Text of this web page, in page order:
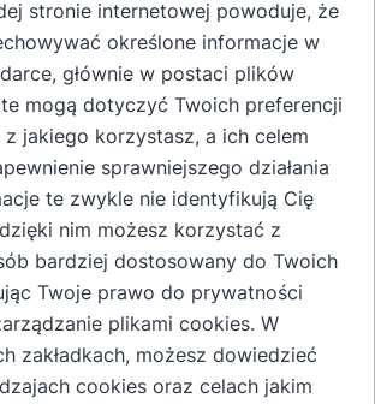
Dodaj do koszyka
na dwie butelki po 350 ml to
rozwiązanie do przechowywania i
Wykonane z wytrzymałej tektury,
i ochronę przed
design sprawia, że doskonale
lub do ekskluzywnego pakowania
dla osób ceniących funkcjonalność i
styl w jednym.
stronie internetowej powoduje, że
określone informacje w
głównie w postaci plików
mogą dotyczyć Twoich preferencji
z jakiego korzystasz, a ich celem
sprawniejszego działania
te zwykle nie identyfikują Cię
nim możesz korzystać z
bardziej dostosowany do Twoich
Twoje prawo do prywatności
plikami cookies. W
zakładkach, możesz dowiedzieć
cookies oraz celach jakim